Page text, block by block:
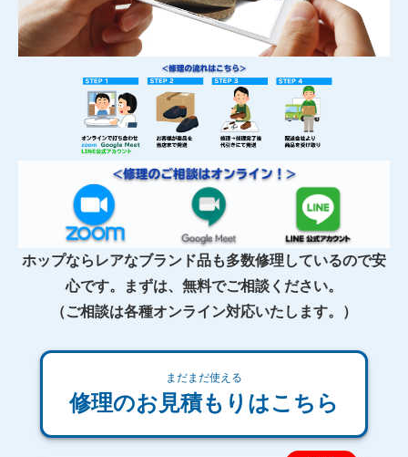
ホップならレアなブランド品も多数修理しているので安
心です。まずは、無料でご相談ください。
（ご相談は各種オンライン対応いたします。）
まだまだ使える
修理のお見積もりはこちら